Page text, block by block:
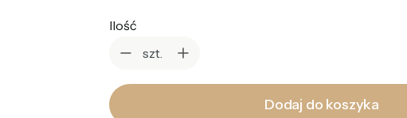
Ilość
szt.
Dodaj do koszyka